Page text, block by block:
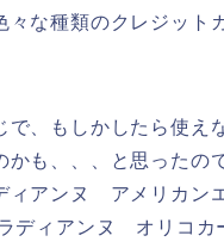
々な種類のクレジット
で、もしかしたら使え
かも、、、と思ったの
ィアンヌ アメリカン
ディアンヌ オリコ